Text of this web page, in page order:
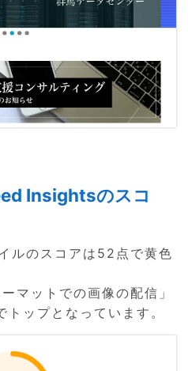
Insightsのスコ
ルのスコアは52点で黄色
マットでの画像の配信」
ップとなっています。